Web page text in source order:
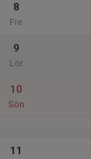
8
Fre
9
Lör
10
Sön
11